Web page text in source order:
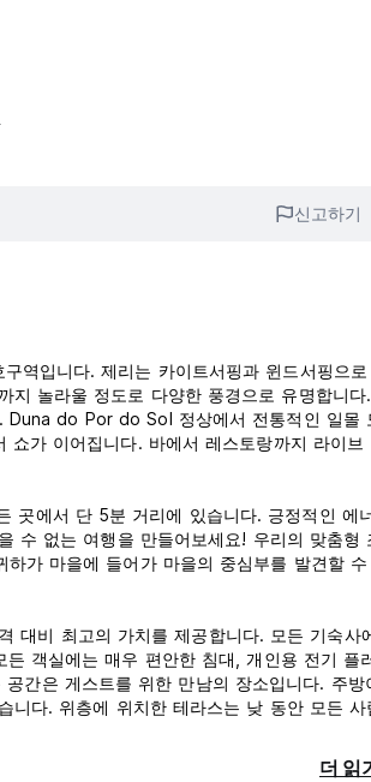
신고하기
역입니다. 제리는 카이트서핑과 윈드서핑으
지 놀라울 정도로 다양한 풍경으로 유명합니
Duna do Por do Sol 정상에서 전통적인 일몰
가 이어집니다. 바에서 레스토랑까지 라이브
곳에서 단 5분 거리에 있습니다. 긍정적인 에
수 없는 여행을 만들어보세요! 우리의 맞춤형
가 마을에 들어가 마을의 중심부를 발견할
대비 최고의 가치를 제공합니다. 모든 기숙사
객실에는 매우 편안한 침대, 개인용 전기 플
간은 게스트를 위한 만남의 장소입니다. 주방
니다. 위층에 위치한 테라스는 낮 동안 모든 사
더 읽